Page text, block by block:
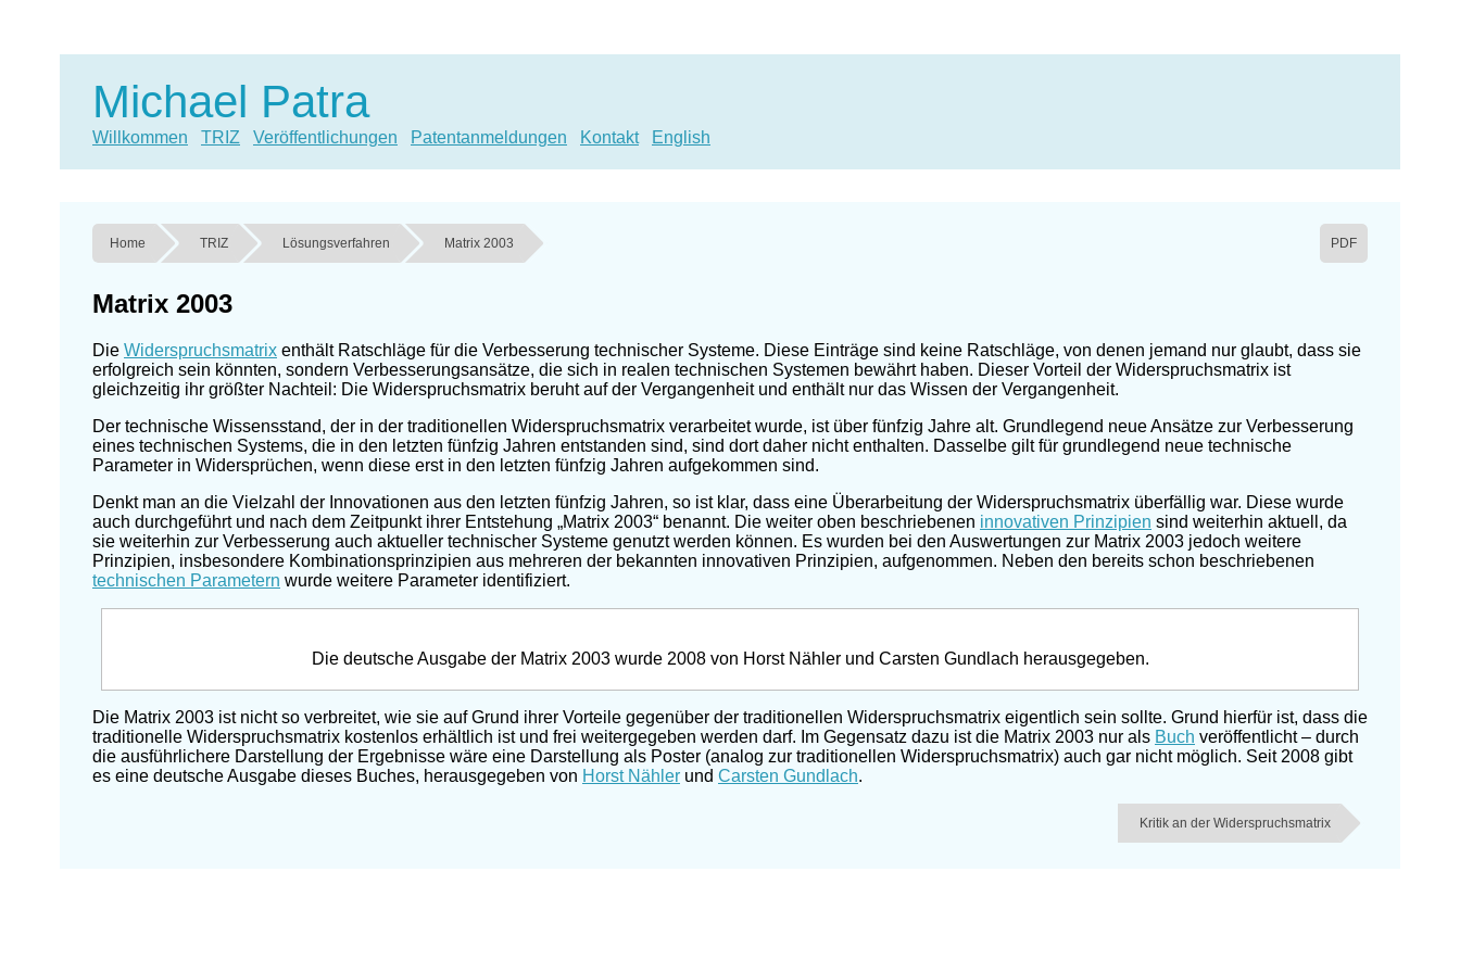
Michael Patra
Willkommen TRIZ Veröffentlichungen Patentanmeldungen Kontakt English
Home TRIZ Lösungsverfahren Matrix 2003 PDF
Matrix 2003
Die Widerspruchsmatrix enthält Ratschläge für die Verbesserung technischer Systeme. Diese Einträge sind keine Ratschläge, von denen jemand nur glaubt, dass sie
erfolgreich sein könnten, sondern Verbesserungsansätze, die sich in realen technischen Systemen bewährt haben. Dieser Vorteil der Widerspruchsmatrix ist
gleichzeitig ihr größter Nachteil: Die Widerspruchsmatrix beruht auf der Vergangenheit und enthält nur das Wissen der Vergangenheit.
Der technische Wissensstand, der in der traditionellen Widerspruchsmatrix verarbeitet wurde, ist über fünfzig Jahre alt. Grundlegend neue Ansätze zur Verbesserung
eines technischen Systems, die in den letzten fünfzig Jahren entstanden sind, sind dort daher nicht enthalten. Dasselbe gilt für grundlegend neue technische
Parameter in Widersprüchen, wenn diese erst in den letzten fünfzig Jahren aufgekommen sind.
Denkt man an die Vielzahl der Innovationen aus den letzten fünfzig Jahren, so ist klar, dass eine Überarbeitung der Widerspruchsmatrix überfällig war. Diese wurde
auch durchgeführt und nach dem Zeitpunkt ihrer Entstehung „Matrix 2003“ benannt. Die weiter oben beschriebenen innovativen Prinzipien sind weiterhin aktuell, da
sie weiterhin zur Verbesserung auch aktueller technischer Systeme genutzt werden können. Es wurden bei den Auswertungen zur Matrix 2003 jedoch weitere
Prinzipien, insbesondere Kombinationsprinzipien aus mehreren der bekannten innovativen Prinzipien, aufgenommen. Neben den bereits schon beschriebenen
technischen Parametern wurde weitere Parameter identifiziert.
Die deutsche Ausgabe der Matrix 2003 wurde 2008 von Horst Nähler und Carsten Gundlach herausgegeben.
Die Matrix 2003 ist nicht so verbreitet, wie sie auf Grund ihrer Vorteile gegenüber der traditionellen Widerspruchsmatrix eigentlich sein sollte. Grund hierfür ist, dass die
traditionelle Widerspruchsmatrix kostenlos erhältlich ist und frei weitergegeben werden darf. Im Gegensatz dazu ist die Matrix 2003 nur als Buch veröffentlicht – durch
die ausführlichere Darstellung der Ergebnisse wäre eine Darstellung als Poster (analog zur traditionellen Widerspruchsmatrix) auch gar nicht möglich. Seit 2008 gibt
es eine deutsche Ausgabe dieses Buches, herausgegeben von Horst Nähler und Carsten Gundlach.
Kritik an der Widerspruchsmatrix